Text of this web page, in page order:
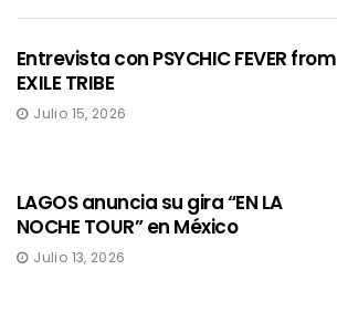
Entrevista con PSYCHIC FEVER from
EXILE TRIBE
Julio 15, 2026
LAGOS anuncia su gira “EN LA
NOCHE TOUR” en México
Julio 13, 2026